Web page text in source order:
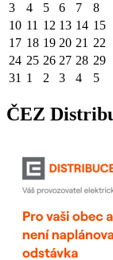
3 4 5 6 7 8
10 11 12 13 14 15
17 18 19 20 21 22
24 25 26 27 28 29
31 1 2 3 4 5
ČEZ